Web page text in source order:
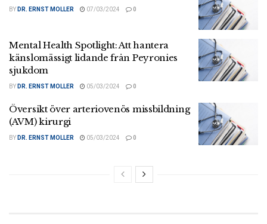
BY DR. ERNST MOLLER 07/03/2024 0
Mental Health Spotlight: Att hantera
känslomässigt lidande från Peyronies
sjukdom
BY DR. ERNST MOLLER 05/03/2024 0
Översikt över arteriovenös missbildning
(AVM) kirurgi
BY DR. ERNST MOLLER 05/03/2024 0